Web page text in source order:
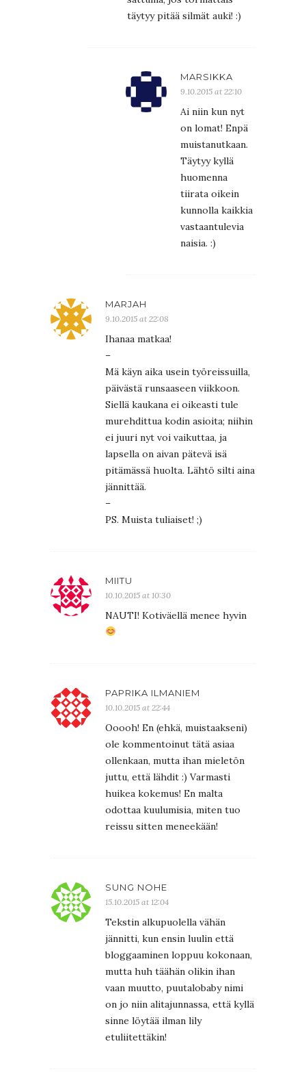
täytyy pitää silmät auki! :)
MARSIKKA
9.10.2015 at 22:10
Ai niin kun nyt
on lomat! Enpä
muistanutkaan.
Täytyy kyllä
huomenna
tiirata oikein
kunnolla kaikkia
vastaantulevia
naisia. :)
MARJAH
9.10.2015 at 22:08
Ihanaa matkaa!
–
Mä käyn aika usein työreissuilla,
päivästä runsaaseen viikkoon.
Siellä kaukana ei oikeasti tule
murehdittua kodin asioita; niihin
ei juuri nyt voi vaikuttaa, ja
lapsella on aivan pätevä isä
pitämässä huolta. Lähtö silti aina
jännittää.
–
PS. Muista tuliaiset! ;)
MIITU
10.10.2015 at 10:30
NAUTI! Kotiväellä menee hyvin
PAPRIKA ILMANIEM
10.10.2015 at 22:44
Ooooh! En (ehkä, muistaakseni)
ole kommentoinut tätä asiaa
ollenkaan, mutta ihan mieletön
juttu, että lähdit :) Varmasti
huikea kokemus! En malta
odottaa kuulumisia, miten tuo
reissu sitten meneekään!
SUNG NOHE
15.10.2015 at 12:04
Tekstin alkupuolella vähän
jännitti, kun ensin luulin että
bloggaaminen loppuu kokonaan,
mutta huh täähän olikin ihan
vaan muutto, puutalobaby nimi
on jo niin alitajunnassa, että kyllä
sinne löytää ilman lily
etuliitettäkin!